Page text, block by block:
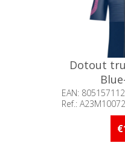
Dotout
EAN:
Ref.:
stuks op